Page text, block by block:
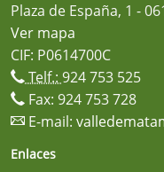
Plaza de España, 1 -
Ver mapa
CIF: P0614700C
Telf.: 924 753 525
Fax: 924 753 728
E-mail:
Enlaces